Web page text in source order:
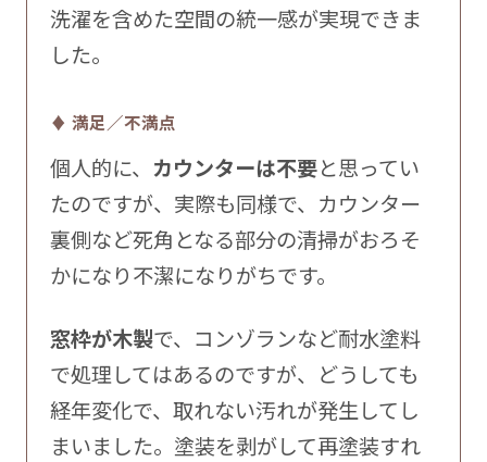
洗濯を含めた空間の統一感が実現できま
した。
♦ 満足／不満点
個人的に、 カウンターは不要と思ってい
たのですが、実際も同様で、カウンター
裏側など死角となる部分の清掃がおろそ
かになり不潔になりがちです。
窓枠が木製で、コンゾランなど耐水塗料
で処理してはあるのですが、どうしても
経年変化で、取れない汚れが発生してし
まいました。塗装を剥がして再塗装すれ